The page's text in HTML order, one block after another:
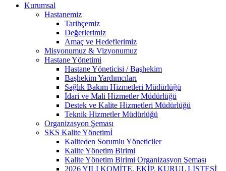
Kurumsal
Hastanemiz
Tarihçemiz
Değerlerimiz
Amaç ve Hedeflerimiz
Misyonumuz & Vizyonumuz
Hastane Yönetimi
Hastane Yöneticisi / Başhekim
Başhekim Yardımcıları
Sağlık Bakım Hizmetleri Müdürlüğü
İdari ve Mali Hizmetler Müdürlüğü
Destek ve Kalite Hizmetleri Müdürlüğü
Teknik Hizmetler Müdürlüğü
Organizasyon Şeması
SKS Kalite Yönetimİ
Kaliteden Sorumlu Yöneticiler
Kalite Yönetim Birimi
Kalite Yönetim Birimi Organizasyon Şeması
2026 YILI KOMİTE, EKİP, KURUL LİSTESİ